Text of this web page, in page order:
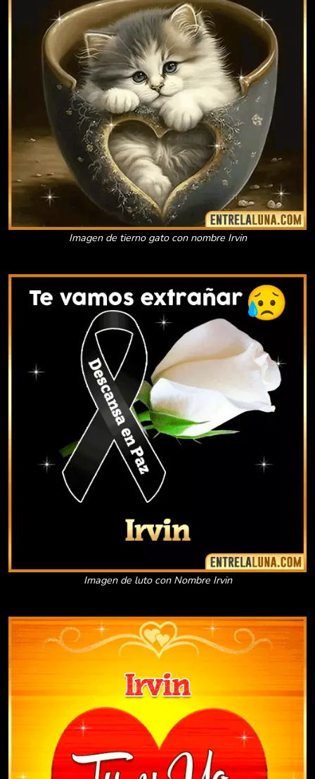
Imagen de tierno gato con nombre Irvin
Imagen de luto con Nombre Irvin